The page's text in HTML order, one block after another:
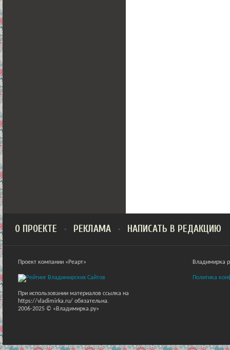
О ПРОЕКТЕ РЕКЛАМА НАПИСАТЬ В РЕДАКЦИЮ
Проект компании «Реарт»
При использовании материалов ссылка на
https://vladimirka.ru/ обязательна.
2006-2025 © «Владимирка.ру»
Владимирка
Политика